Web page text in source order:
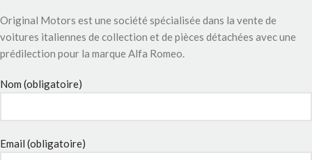
Original Motors est une société spécialisée dans la vente de
voitures italiennes de collection et de pièces détachées avec une
prédilection pour la marque Alfa Romeo.
Nom (obligatoire)
Email (obligatoire)